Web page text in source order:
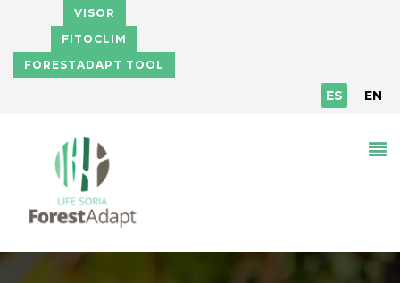
Pasar al contenido principal
VISOR
FITOCLIM
FORESTADAPT TOOL
ES EN